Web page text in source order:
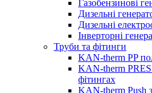
Газобензинові
Дизельні
Дизельні
Інверторні
Труби та фітинги
KAN-therm PP
KAN-therm
фітингах
KAN-therm Push